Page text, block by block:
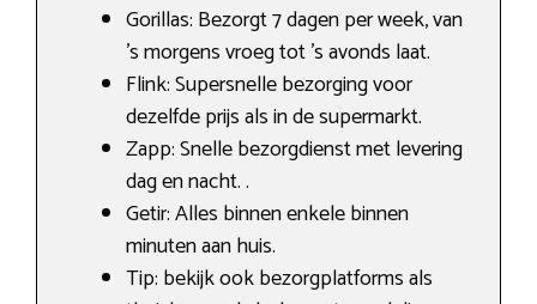
Gorillas: Bezorgt 7 dagen per week, van
’s morgens vroeg tot ’s avonds laat.
Flink: Supersnelle bezorging voor
dezelfde prijs als in de supermarkt.
Zapp: Snelle bezorgdienst met levering
dag en nacht. .
Getir: Alles binnen enkele binnen
minuten aan huis.
Tip: bekijk ook bezorgplatforms als